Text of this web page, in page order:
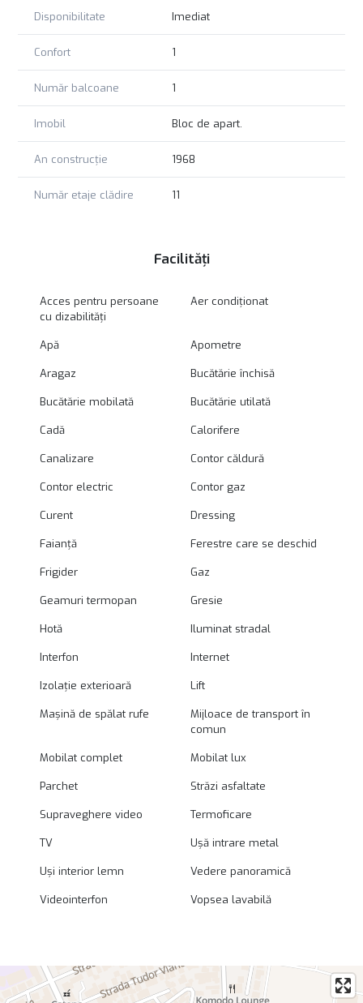
Disponibilitate Imediat
Confort 1
Număr balcoane 1
Imobil Bloc de apart.
An construcție 1968
Număr etaje clădire 11
Facilități
Acces pentru persoane
cu dizabilități
Aer condiționat
Apă Apometre
Aragaz Bucătărie închisă
Bucătărie mobilată Bucătărie utilată
Cadă Calorifere
Canalizare Contor căldură
Contor electric Contor gaz
Curent Dressing
Faianță Ferestre care se deschid
Frigider Gaz
Geamuri termopan Gresie
Hotă Iluminat stradal
Interfon Internet
Izolație exterioară Lift
Mașină de spălat rufe
Mijloace de transport în
comun
Mobilat complet Mobilat lux
Parchet Străzi asfaltate
Supraveghere video Termoficare
TV Ușă intrare metal
Uși interior lemn Vedere panoramică
Videointerfon Vopsea lavabilă